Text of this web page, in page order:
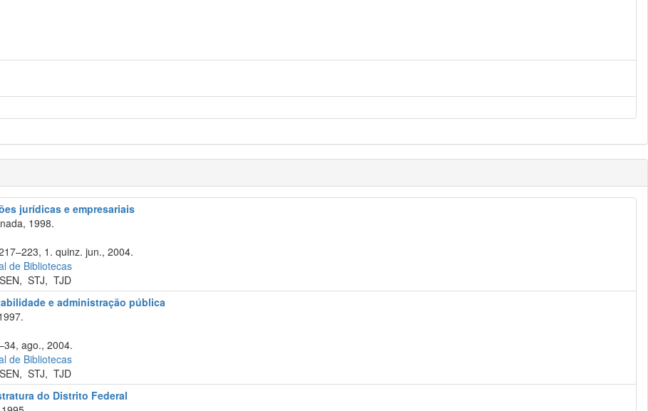
jurídicas e empresariais
1998.
1. quinz. jun., 2004.
de Bibliotecas
SEN,STJ,TJD
e administração pública
ago., 2004.
de Bibliotecas
SEN,STJ,TJD
do Distrito Federal